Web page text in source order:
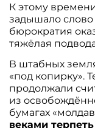
К этому
задышало
бюрократия
тяжёлая
В штабных
«под копирку».
продолжали
из
бумагах
веками